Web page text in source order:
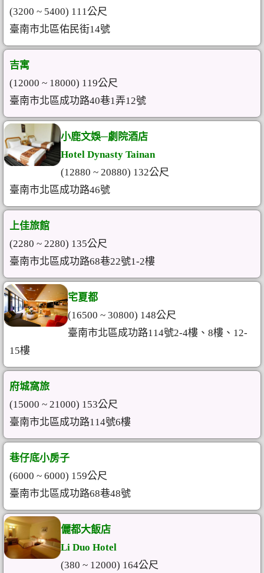
(3200 ~ 5400) 111公尺
臺南市北區佑民街14號
吉寓
(12000 ~ 18000) 119公尺
臺南市北區成功路40巷1弄12號
小鹿文娛─劇院酒店
Hotel Dynasty Tainan
(12880 ~ 20880) 132公尺
臺南市北區成功路46號
上佳旅館
(2280 ~ 2280) 135公尺
臺南市北區成功路68巷22號1-2樓
宅夏都
(16500 ~ 30800) 148公尺
臺南市北區成功路114號2-4樓、8樓、12-
15樓
府城窩旅
(15000 ~ 21000) 153公尺
臺南市北區成功路114號6樓
巷仔底小房子
(6000 ~ 6000) 159公尺
臺南市北區成功路68巷48號
儷都大飯店
Li Duo Hotel
(380 ~ 12000) 164公尺